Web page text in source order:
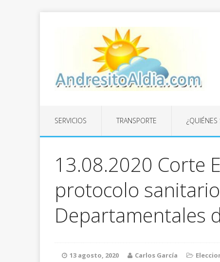
SERVICIOS TRANSPORTE
13.08.2020 Corte
protocolo
Departamentales
13 agosto, 2020 Carlos García